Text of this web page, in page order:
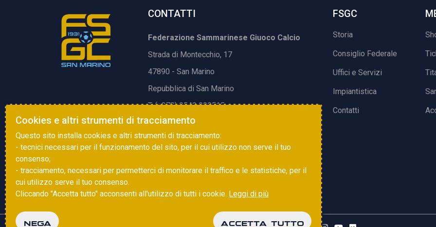
CONTATTI
Federazione Sammarinese Giuoco Calcio
Strada di Montecchio, 17
47890 - San Marino
Repubblica di San Marino
T. (+378) 0549 990515
E.info@fsgc.sm
FSGC
Storia
Consiglio Federale
Uffici e Servizi
Impiantistica
Contatti
Cookies e altri strumenti di tracciamento
Questo sito installa cookies e altri strumenti di tracciamento:
- tecnici necessari per il funzionamento del sito, per il cui utilizzo non serve il tuo
consenso;
- tracciamento, necessari per permetterci di monitorare il traffico e le statistiche, per il
cui utilizzo serve il tuo consenso.
Cliccando "Accetta tutto" acconsenti all'utilizzo di tutti i cookie. Leggi di più
NEGA ACCETTA TUTTO